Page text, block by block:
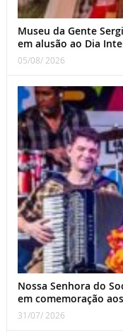
Museu da Gente
em alusão ao Dia
05/08/ 2026
Nossa Senhora do
em comemoração
31/07/ 2026